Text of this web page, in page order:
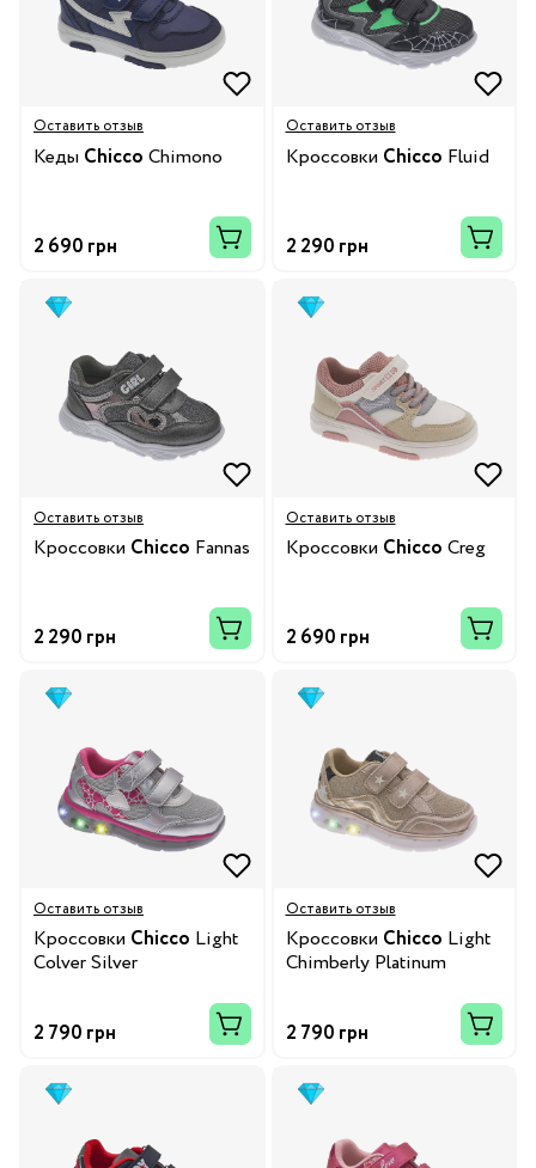
Оставить отзыв
Кеды Chicco Chimono
2 690 грн
Оставить отзыв
Кроссовки Chicco Fluid
2 290 грн
Оставить отзыв
Кроссовки Chicco Fannas
2 290 грн
Оставить отзыв
Кроссовки Chicco Creg
2 690 грн
Оставить отзыв
Кроссовки Chicco Light
Colver Silver
2 790 грн
Оставить отзыв
Кроссовки Chicco Light
Chimberly Platinum
2 790 грн